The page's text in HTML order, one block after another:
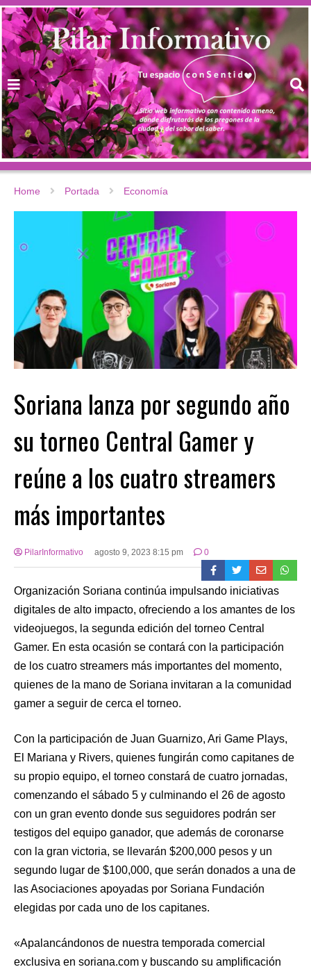
Home Portada Economía
Soriana lanza por segundo año
su torneo Central Gamer y
reúne a los cuatro streamers
más importantes
PilarInformativo agosto 9, 2023 8:15 pm 0
Organización Soriana continúa impulsando iniciativas
digitales de alto impacto, ofreciendo a los amantes de los
videojuegos, la segunda edición del torneo Central
Gamer. En esta ocasión se contará con la participación
de los cuatro streamers más importantes del momento,
quienes de la mano de Soriana invitaran a la comunidad
gamer a seguir de cerca el torneo.
Con la participación de Juan Guarnizo, Ari Game Plays,
El Mariana y Rivers, quienes fungirán como capitanes de
su propio equipo, el torneo constará de cuatro jornadas,
comenzando el sábado 5 y culminando el 26 de agosto
con un gran evento donde sus seguidores podrán ser
testigos del equipo ganador, que además de coronarse
con la gran victoria, se llevarán $200,000 pesos y un
segundo lugar de $100,000, que serán donados a una de
las Asociaciones apoyadas por Soriana Fundación
elegidas por cada uno de los capitanes.
«Apalancándonos de nuestra temporada comercial
exclusiva en soriana.com y buscando su amplificación